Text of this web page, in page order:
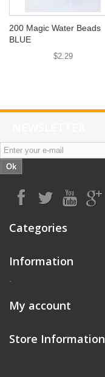
200 Magic Water Beads
BLUE
$2.29
Ok
Categories
Information
-
My account
Store Information